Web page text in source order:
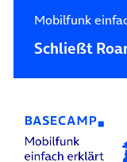
Mobilfunk
Schließt